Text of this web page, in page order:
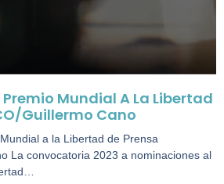
Mundial A La Libertad
Guillermo Cano
a la Libertad de Prensa
La convocatoria 2023 a nominaciones al